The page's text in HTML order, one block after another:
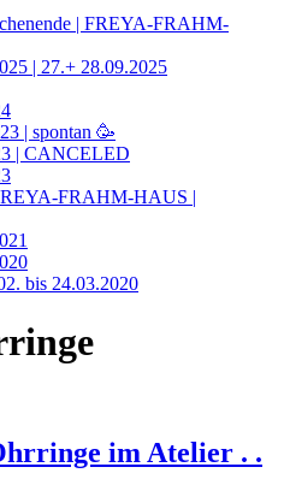
| FREYA-FRAHM-
| 27.+ 28.09.2025
| spontan 🥳
| CANCELED
FRAHM-HAUS |
bis 24.03.2020
im Atelier . .